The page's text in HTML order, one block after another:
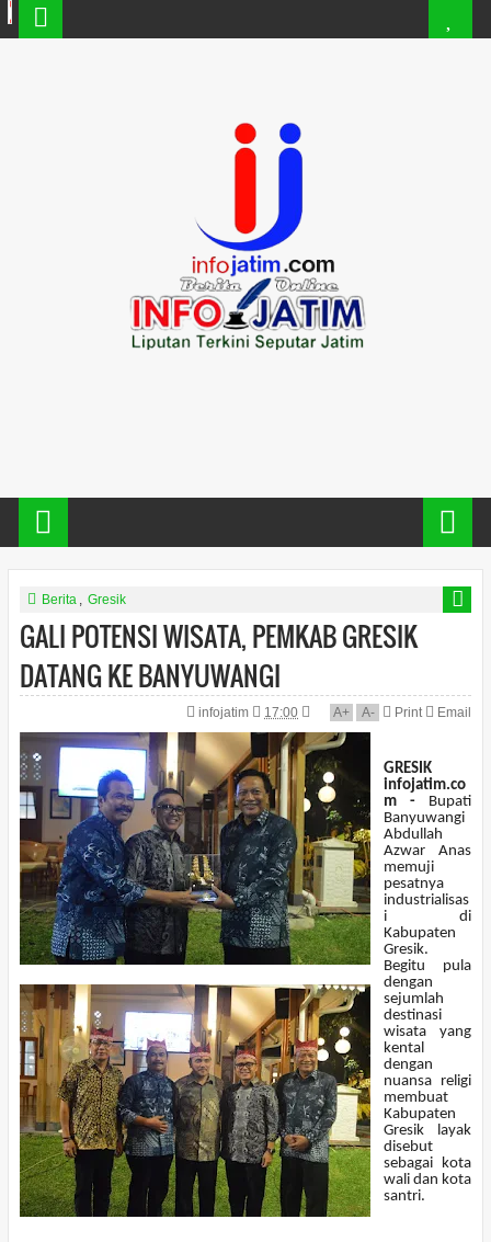
Berita , Gresik
GALI POTENSI WISATA, PEMKAB GRESIK
DATANG KE BANYUWANGI
infojatim 17:00 A+ A- Print Email
GRESIK
infojatim.co
m - Bupati
Banyuwangi
Abdullah
Azwar Anas
memuji
pesatnya
industrialisas
i di
Kabupaten
Gresik.
Begitu pula
dengan
sejumlah
destinasi
wisata yang
kental
dengan
nuansa religi
membuat
Kabupaten
Gresik layak
disebut
sebagai kota
wali dan kota
santri.